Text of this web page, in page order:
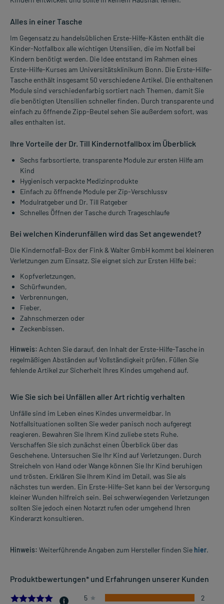
Alles in einer Tasche
Im Gegensatz zu handelsüblichen Erste-Hilfe-Kästen enthält die
Kinder-Notfallbox alle wichtigen Utensilien, die im Notfall bei
Kindern benötigt werden. Die Idee entstand im Rahmen eines
Erste-Hilfe-Kurses am Universitätsklinikum Bonn. Die Erste-Hilfe-
Tasche enthält insgesamt 50 verschiedene Artikel. Die enthaltenen
Module sind verschiedenfarbig sortiert nach Themen, damit Sie
die benötigten Utensilien schneller finden. Durch transparente und
einfach zu öffnende Zipp-Beutel sehen Sie außerdem sofort, was
alles enthalten ist.
Ihre Vorteile der Dr. Till Kindernotfallbox im Überblick
Sechs farbsortierte, transparente Module zur ersten Hilfe am
Kind
Hygienisch verpackte Medizinprodukte
Einfach zu öffnende Module per Zip-Verschlussv
Modulratgeber und Dr. Till Ratgeber
Schnelles Öffnen der Tasche durch Trageschlaufe
Bei welchen Kinderunfällen wird das Set angewendet?
Die Kindernotfall-Box der Fink & Walter GmbH kommt bei kleineren
Verletzungen zum Einsatz. Sie eignet sich zur Ersten Hilfe bei:
Kopfverletzungen,
Schürfwunden,
Verbrennungen,
Fieber,
Zahnschmerzen oder
Zeckenbissen.
Hinweis: Achten Sie darauf, den Inhalt der Erste-Hilfe-Tasche in
regelmäßigen Abständen auf Vollständigkeit prüfen. Füllen Sie
fehlende Artikel zur Sicherheit Ihres Kindes umgehend auf.
Wie Sie sich bei Unfällen aller Art richtig verhalten
Unfälle sind im Leben eines Kindes unvermeidbar. In
Notfallsituationen sollten Sie weder panisch noch aufgeregt
reagieren. Bewahren Sie Ihrem Kind zuliebe stets Ruhe.
Verschaffen Sie sich zunächst einen Überblick über das
Geschehene. Untersuchen Sie Ihr Kind auf Verletzungen. Durch
Streicheln von Hand oder Wange können Sie Ihr Kind beruhigen
und trösten. Erklären Sie Ihrem Kind im Detail, was Sie als
nächstes tun werden. Ein Erste-Hilfe-Set kann bei der Versorgung
kleiner Wunden hilfreich sein. Bei schwerwiegenden Verletzungen
sollten Sie jedoch einen Notarzt rufen oder umgehend Ihren
Kinderarzt konsultieren.
Hinweis: Weiterführende Angaben zum Hersteller finden Sie hier.
Produktbewertungen* und Erfahrungen unserer Kunden
5.0 5 2